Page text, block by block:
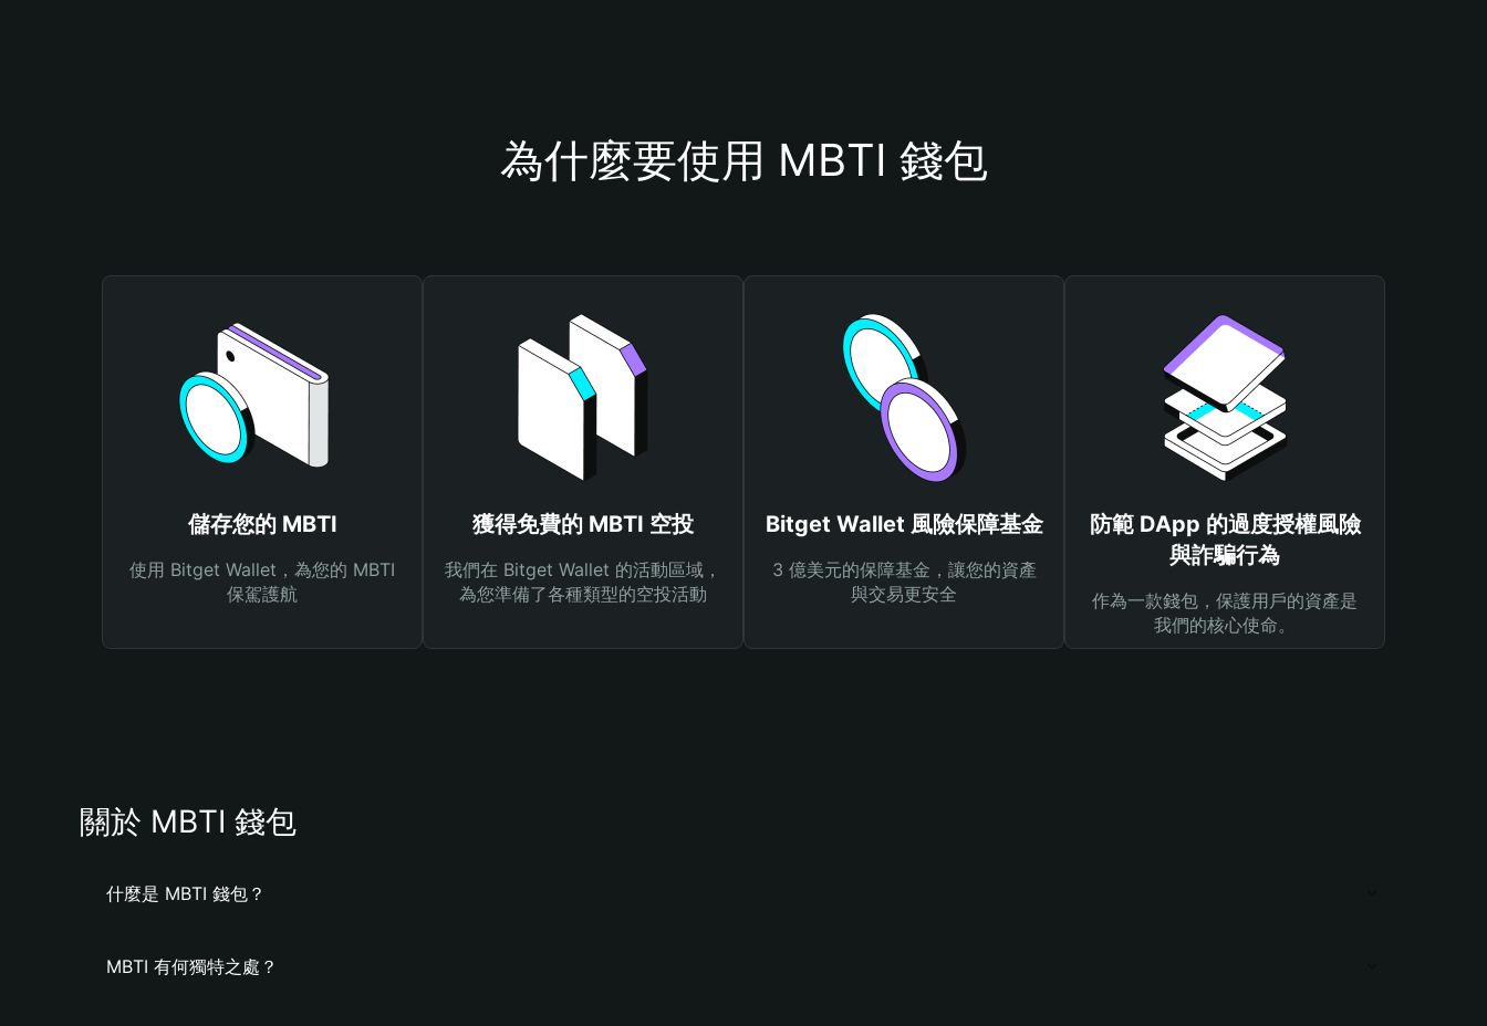
為什麼要使用 MBTI 錢包
儲存您的 MBTI
使用 Bitget Wallet，為您的 MBTI
保駕護航
獲得免費的 MBTI 空投
我們在 Bitget Wallet 的活動區域，
為您準備了各種類型的空投活動
Bitget Wallet 風險保障基金
3 億美元的保障基金，讓您的資產
與交易更安全
防範 DApp 的過度授權風險
與詐騙行為
作為一款錢包，保護用戶的資產是
我們的核心使命。
關於 MBTI 錢包
什麼是 MBTI 錢包？
MBTI 有何獨特之處？